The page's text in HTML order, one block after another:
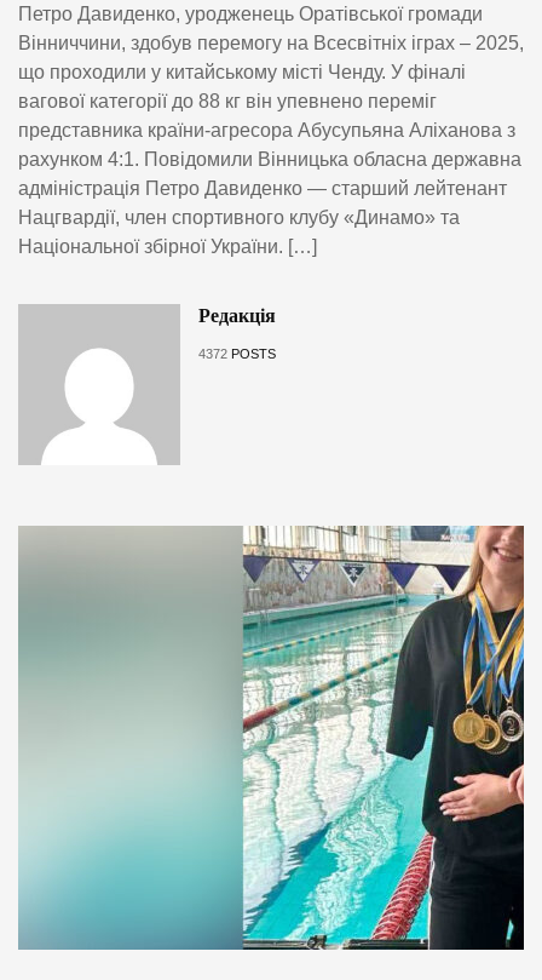
Петро Давиденко, уродженець Оратівської громади
Вінниччини, здобув перемогу на Всесвітніх іграх – 2025,
що проходили у китайському місті Ченду. У фіналі
вагової категорії до 88 кг він упевнено переміг
представника країни-агресора Абусупьяна Аліханова з
рахунком 4:1. Повідомили Вінницька обласна державна
адміністрація Петро Давиденко — старший лейтенант
Нацгвардії, член спортивного клубу «Динамо» та
Національної збірної України. […]
Редакція
4372 POSTS